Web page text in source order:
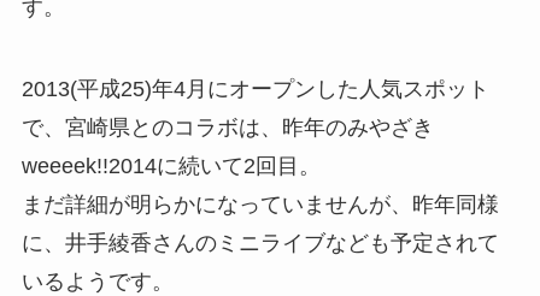
す。
2013(平成25)年4月にオープンした人気スポット
で、宮崎県とのコラボは、昨年のみやざき
weeeek!!2014に続いて2回目。
まだ詳細が明らかになっていませんが、昨年同様
に、井手綾香さんのミニライブなども予定されて
いるようです。